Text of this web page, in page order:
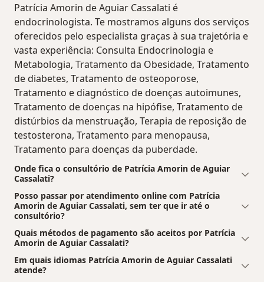
Patrícia Amorin de Aguiar Cassalati é
endocrinologista. Te mostramos alguns dos serviços
oferecidos pelo especialista graças à sua trajetória e
vasta experiência: Consulta Endocrinologia e
Metabologia, Tratamento da Obesidade, Tratamento
de diabetes, Tratamento de osteoporose,
Tratamento e diagnóstico de doenças autoimunes,
Tratamento de doenças na hipófise, Tratamento de
distúrbios da menstruação, Terapia de reposição de
testosterona, Tratamento para menopausa,
Tratamento para doenças da puberdade.
Onde fica o consultório de Patrícia Amorin de Aguiar
Cassalati?
Posso passar por atendimento online com Patrícia
Amorin de Aguiar Cassalati, sem ter que ir até o
consultório?
Quais métodos de pagamento são aceitos por Patrícia
Amorin de Aguiar Cassalati?
Em quais idiomas Patrícia Amorin de Aguiar Cassalati
atende?